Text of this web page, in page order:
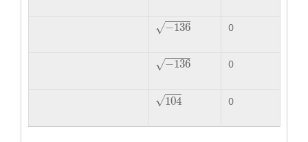
√−136
136 0
√−136
136 0
√104
104 0